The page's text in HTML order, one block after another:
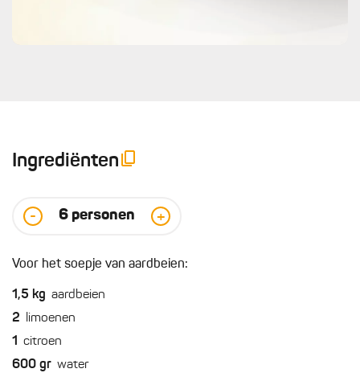
Ingrediënten
- 6 personen +
Voor het soepje van aardbeien:
1,5 kg aardbeien
2 limoenen
1 citroen
600 gr water